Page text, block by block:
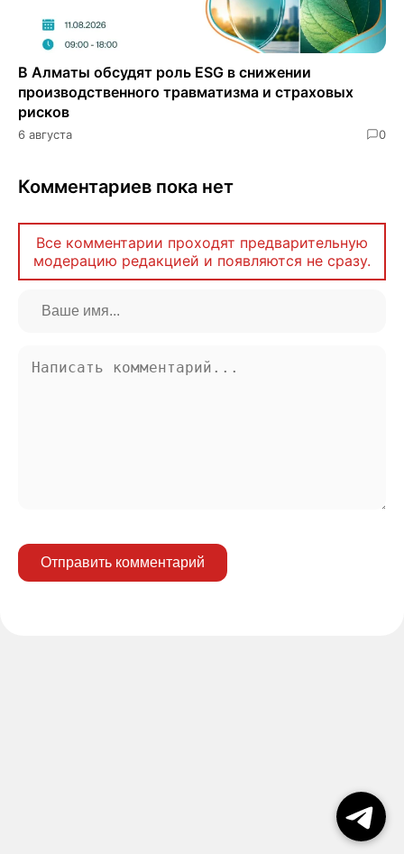
В Алматы обсудят роль ESG в снижении
производственного травматизма и страховых
рисков
6 августа 0
Комментариев пока нет
Все комментарии проходят предварительную
модерацию редакцией и появляются не сразу.
Отправить комментарий